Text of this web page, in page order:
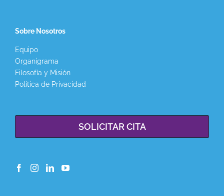
Sobre Nosotros
Equipo
Organigrama
Filosofía y Misión
Política de Privacidad
SOLICITAR CITA